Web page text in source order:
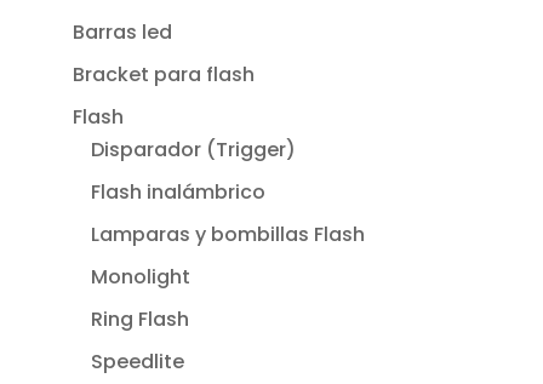
Barras led
Bracket para flash
Flash
Disparador (Trigger)
Flash inalámbrico
Lamparas y bombillas Flash
Monolight
Ring Flash
Speedlite